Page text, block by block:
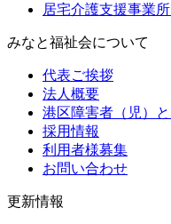
居宅介護支援事業
みなと福祉会について
代表ご挨拶
法人概要
港区障害者（児）
採用情報
利用者様募集
お問い合わせ
更新情報